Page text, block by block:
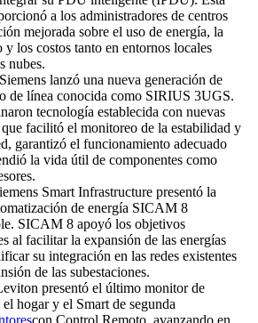
a los administradores de centros
mejorada sobre el uso de energía, la
y los costos tanto en entornos locales
nubes.
Siemens lanzó una nueva generación de
de línea conocida como SIRIUS 3UGS.
tecnología establecida con nuevas
facilitó el monitoreo de la estabilidad y
garantizó el funcionamiento adecuado
la vida útil de componentes como
Smart Infrastructure presentó la
de energía SICAM 8
SICAM 8 apoyó los objetivos
al facilitar la expansión de las energías
su integración en las redes existentes
de las subestaciones.
presentó el último monitor de
hogar y el Smart de segunda
con Control Remoto, avanzando en